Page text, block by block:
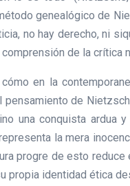
genealógico de
no hay derecho, ni
de la
en la
de
una conquista ardua
la mera
progre de esto
propia identidad ética